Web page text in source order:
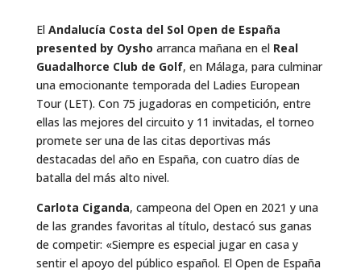
El Andalucía Costa del Sol Open de España
presented by Oysho arranca mañana en el Real
Guadalhorce Club de Golf, en Málaga, para culminar
una emocionante temporada del Ladies European
Tour (LET). Con 75 jugadoras en competición, entre
ellas las mejores del circuito y 11 invitadas, el torneo
promete ser una de las citas deportivas más
destacadas del año en España, con cuatro días de
batalla del más alto nivel.
Carlota Ciganda, campeona del Open en 2021 y una
de las grandes favoritas al título, destacó sus ganas
de competir: «Siempre es especial jugar en casa y
sentir el apoyo del público español. El Open de España